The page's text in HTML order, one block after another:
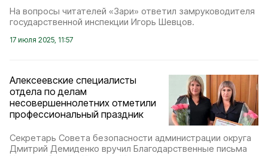
На вопросы читателей «Зари» ответил замруководителя
государственной инспекции Игорь Шевцов.
17 июля 2025, 11:57
Алексеевские специалисты
отдела по делам
несовершеннолетних отметили
профессиональный праздник
Секретарь Совета безопасности администрации округа
Дмитрий Демиденко вручил Благодарственные письма